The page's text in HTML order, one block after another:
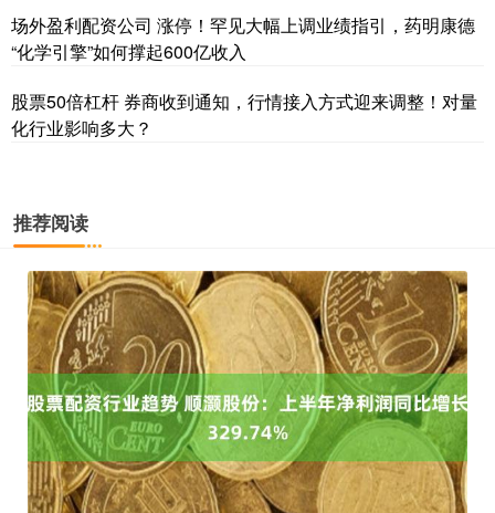
场外盈利配资公司 涨停！罕见大幅上调业绩指引，药明康德
“化学引擎”如何撑起600亿收入
股票50倍杠杆 券商收到通知，行情接入方式迎来调整！对量
化行业影响多大？
推荐阅读